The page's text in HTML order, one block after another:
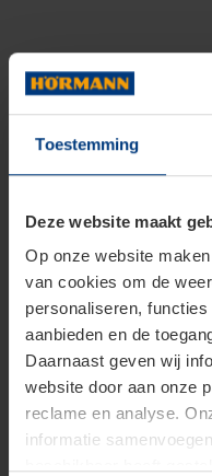
Toestemming
Deze website maakt
Op onze website
van cookies om de
personaliseren,
aanbieden en de
Daarnaast geven wij
website door aan onze
reclame en analyse.
informatie